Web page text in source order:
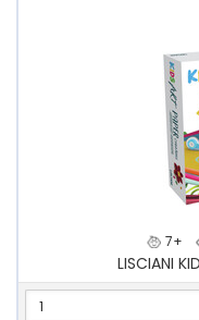
7+
LISCIANI